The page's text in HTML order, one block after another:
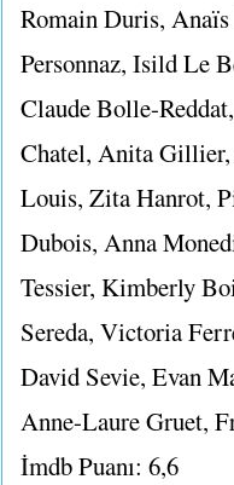
Romain Duris,
Personnaz, Isild Le
Claude Bolle-
Chatel, Anita Gillier,
Louis, Zita Hanrot,
Dubois, Anna
Tessier, Kimberly
Sereda, Victoria
David Sevie, Evan
Anne-Laure Gruet,
İmdb Puanı: 6,6